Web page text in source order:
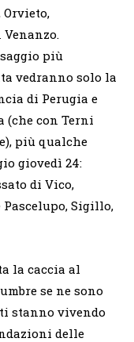
Orvieto,
Venanzo.
più
vedranno solo la
di Perugia e
(che con Terni
più qualche
giovedì 24:
di Vico,
Pascelupo, Sigillo,
la caccia al
se ne sono
stanno vivendo
delle